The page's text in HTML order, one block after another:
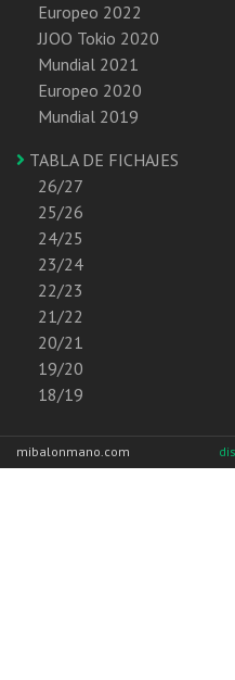
Europeo 2022
JJOO Tokio 2020
Mundial 2021
Europeo 2020
Mundial 2019
TABLA DE FICHAJES
26/27
25/26
24/25
23/24
22/23
21/22
20/21
19/20
18/19
mibalonmano.com